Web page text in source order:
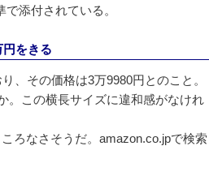
添付されている。
をきる
、その価格は3万9980円とのこと。
。この横長サイズに違和感がなけれ
ろなさそうだ。amazon.co.jpで検索